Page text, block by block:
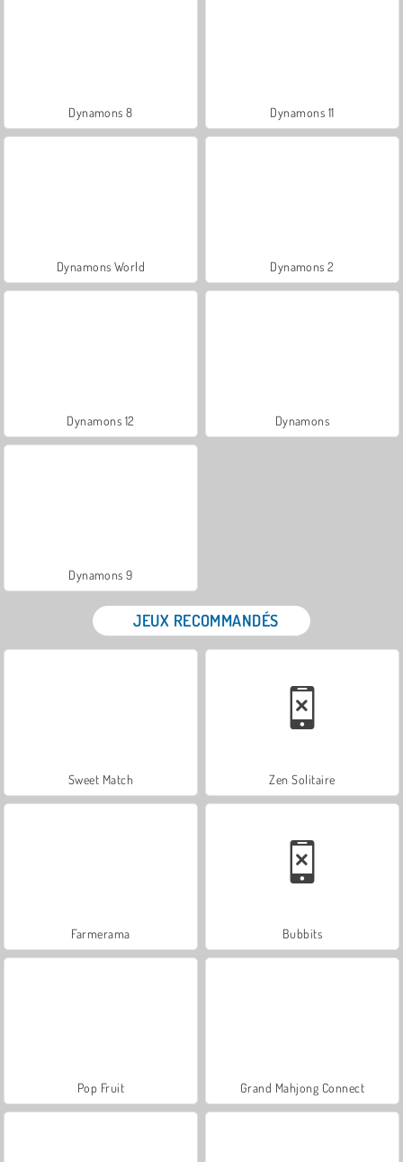
Dynamons 8 Dynamons 11
Dynamons World Dynamons 2
Dynamons 12 Dynamons
Dynamons 9
JEUX RECOMMANDÉS
Sweet Match Zen Solitaire
Farmerama Bubbits
Pop Fruit Grand Mahjong Connect